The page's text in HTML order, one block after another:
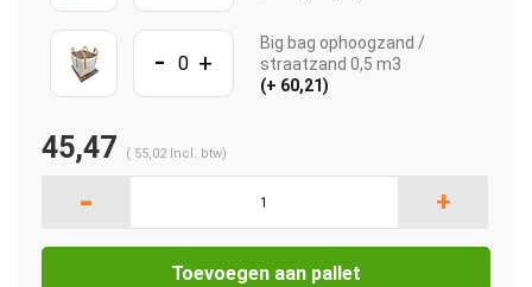
- +
Big bag ophoogzand /
straatzand 0,5 m3
(+ 60,21)
45,47 ( 55,02 Incl. btw)
- +
Toevoegen aan pallet